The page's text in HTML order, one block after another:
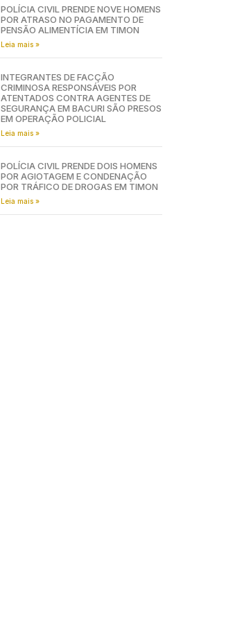
POLÍCIA CIVIL PRENDE NOVE HOMENS
POR ATRASO NO PAGAMENTO DE
PENSÃO ALIMENTÍCIA EM TIMON
Leia mais »
INTEGRANTES DE FACÇÃO
CRIMINOSA RESPONSÁVEIS POR
ATENTADOS CONTRA AGENTES DE
SEGURANÇA EM BACURI SÃO PRESOS
EM OPERAÇÃO POLICIAL
Leia mais »
POLÍCIA CIVIL PRENDE DOIS HOMENS
POR AGIOTAGEM E CONDENAÇÃO
POR TRÁFICO DE DROGAS EM TIMON
Leia mais »